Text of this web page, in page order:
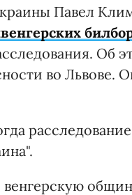
Павел
Об
во Львове.